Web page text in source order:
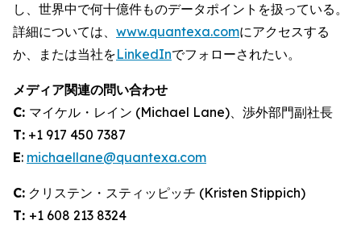
し、世界中で何十億件ものデータポイントを扱っている。
詳細については、 www.quantexa.comにアクセスする
か、または当社をLinkedInでフォローされたい。
メディア関連の問い合わせ
C: マイケル・レイン (Michael Lane)、渉外部門副社長
T: +1 917 450 7387
E: michaellane@quantexa.com
C: クリステン・スティッピッチ (Kristen Stippich)
T: +1 608 213 8324